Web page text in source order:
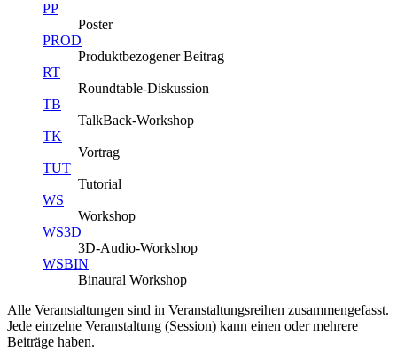
PP
Poster
PROD
Produktbezogener Beitrag
RT
Roundtable-Diskussion
TB
TalkBack-Workshop
TK
Vortrag
TUT
Tutorial
WS
Workshop
WS3D
3D-Audio-Workshop
WSBIN
Binaural Workshop
Alle Veranstaltungen sind in Veranstaltungsreihen zusammengefasst.
Jede einzelne Veranstaltung (Session) kann einen oder mehrere
Beiträge haben.